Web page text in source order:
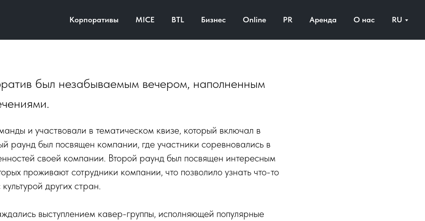
Корпоративы MICE BTL Бизнес Online PR Аренда О нас RU
был незабываемым вечером, наполненным
и участвовали в тематическом квизе, который включал в
раунд был посвящен компании, где участники соревновались в
своей компании. Второй раунд был посвящен интересным
проживают сотрудники компании, что позволило узнать что-то
других стран.
выступлением кавер-группы, исполняющей популярные